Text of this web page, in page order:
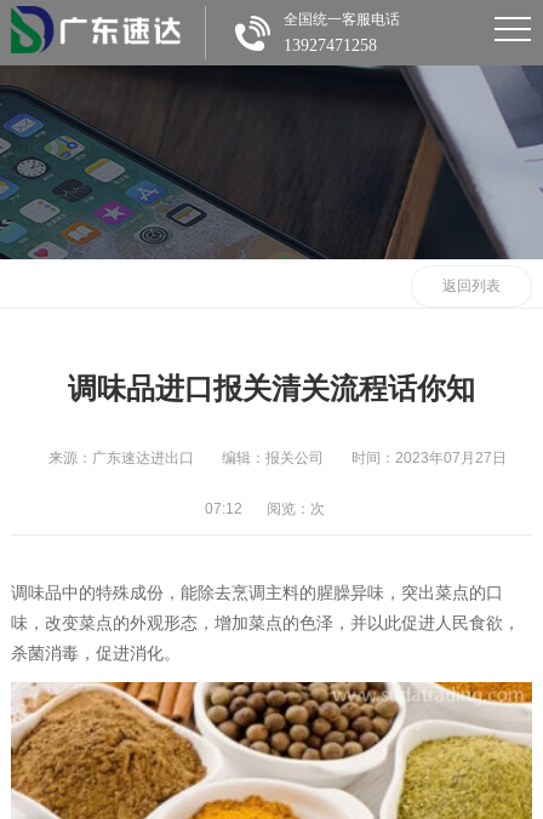
全国统一客服电话
13927471258
返回列表
调味品进口报关清关流程话你知
来源：广东速达进出口 编辑：报关公司 时间：2023年07月27日
07:12 阅览： 次
调味品中的特殊成份，能除去烹调主料的腥臊异味，突出菜点的口
味，改变菜点的外观形态，增加菜点的色泽，并以此促进人民食欲，
杀菌消毒，促进消化。